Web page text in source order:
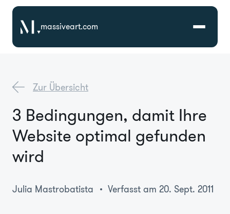
massiveart.com
Referenzen
Branchen
Karriere
Zur Übersicht
3 Bedingungen, damit Ihre
Website optimal gefunden
wird
Julia Mastrobatista Verfasst am 20. Sept. 2011